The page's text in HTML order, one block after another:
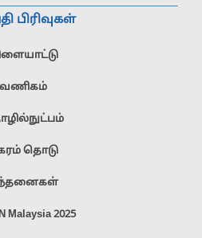
பிரிவுகள்
வணிகம்
தொடு
Malaysia 2025